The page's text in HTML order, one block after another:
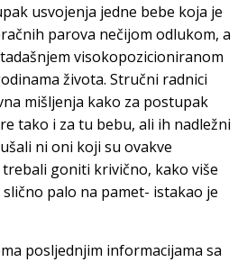
usvojenja jedne bebe koja je
parova nečijom odlukom, a
visokopozicioniranom
života. Stručni radnici
mišljenja kako za postupak
tako i za tu bebu, ali ih nadležni
ni oni koji su ovakve
goniti krivično, kako više
palo na pamet- istakao je
posljednjim informacijama sa